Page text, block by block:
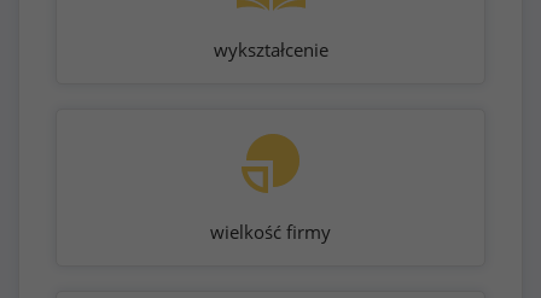
wykształcenie
wielkość firmy